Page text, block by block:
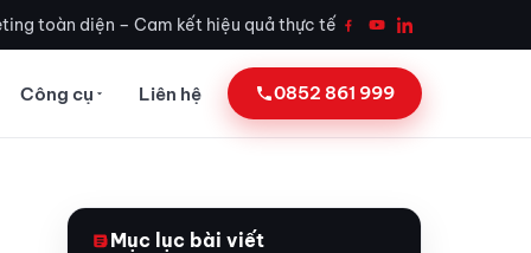
toàn diện – Cam kết hiệu quả thực tế
Công cụ Liên hệ 0852 861 999
Mục lục bài viết